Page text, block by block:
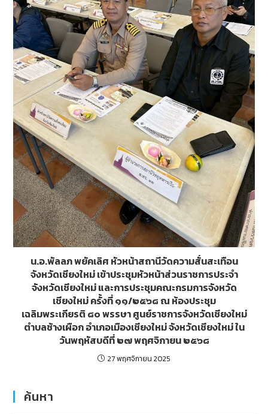
น.อ.พัลลภ พยัคเลิศ หัวหน้าสถานีวัดความสั่นสะเทือน
จังหวัดเชียงใหม่ เข้าประชุมหัวหน้าส่วนราชการประจำ
จังหวัดเชียงใหม่ และการประชุมคณะกรมการจังหวัด
เชียงใหม่ ครั้งที่ ๑๑/๒๕๖๘ ณ ห้องประชุม
เฉลิมพระเกียรติ ๘๐ พรรษา ศูนย์ราชการจังหวัดเชียงใหม่
ตำบลช้างเผือก อำเภอเมืองเชียงใหม่ จังหวัดเชียงใหม่ ใน
วันพฤหัสบดีที่ ๒๗ พฤศจิกายน ๒๕๖๘
27 พฤศจิกายน 2025
ค้นหา